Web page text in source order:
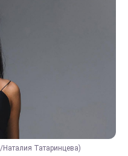
Наталия Татаринцева)